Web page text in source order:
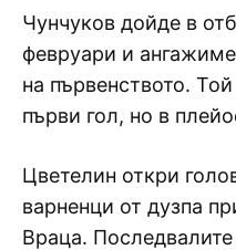
Чунчуков дойде в
февруари и
на първенството.
първи гол, но в
Цветелин откри
варненци от дузпа
Враца.